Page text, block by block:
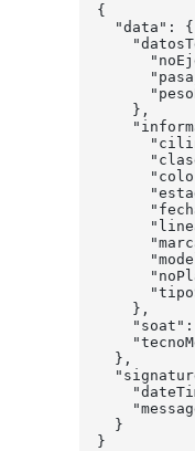
{
  "data": {
    },
    },
  },
  }
}